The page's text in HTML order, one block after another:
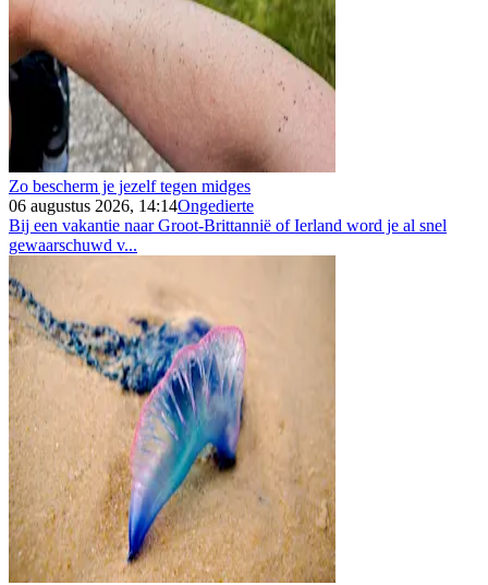
Zo bescherm je jezelf tegen midges
06 augustus 2026, 14:14Ongedierte
Bij een vakantie naar Groot-Brittannië of Ierland word je al snel
gewaarschuwd v...